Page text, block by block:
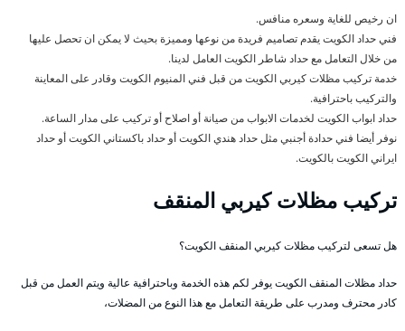
ان رخيص للغاية وسعره منافس.
فني حداد الكويت يقدم تصاميم فريدة من نوعها ومميزة بحيث لا يمكن ان تحصل عليها
من خلال التعامل مع حداد شاطر الكويت العامل لدينا.
خدمة تركيب مظلات كيربي الكويت من قبل فني المنيوم الكويت وقادر على المعاينة
والتركيب باحترافية.
حداد ابواب الكويت لخدمات الابواب من صيانة أو اصلاح أو تركيب على مدار الساعة.
نوفر أيضا فني حدادة أجنبي مثل حداد هندي الكويت أو حداد باكستاني الكويت أو حداد
ايراني الكويت بالكويت.
تركيب مظلات كيربي المنقف
هل تسعى لتركيب مظلات كيربي المنقف الكويت؟
حداد مظلات المنقف الكويت يوفر لكم هذه الخدمة وباحترافية عالية ويتم العمل من قبل
كادر محترف ومدرب على طريقة التعامل مع هذا النوع من المضلات،